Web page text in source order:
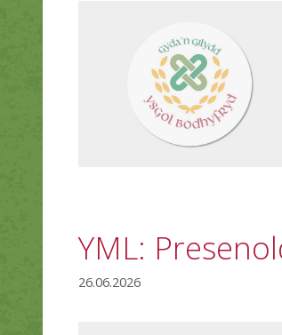
YML:
26.06.2026